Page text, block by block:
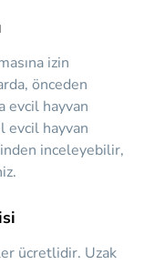
izin
önceden
evcil hayvan
evcil hayvan
inceleyebilir,
ücretlidir. Uzak